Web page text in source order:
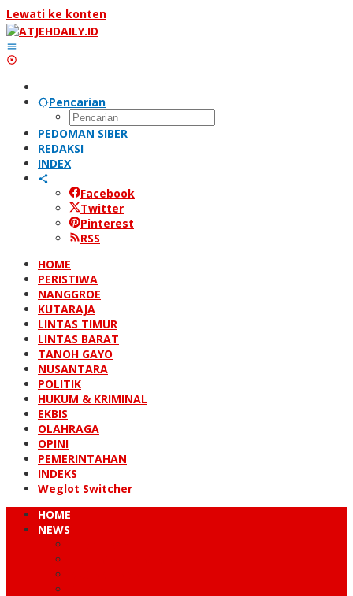
Lewati ke konten
Pencarian
PEDOMAN SIBER
REDAKSI
INDEX
Facebook
Twitter
Pinterest
RSS
HOME
PERISTIWA
NANGGROE
KUTARAJA
LINTAS TIMUR
LINTAS BARAT
TANOH GAYO
NUSANTARA
POLITIK
HUKUM & KRIMINAL
EKBIS
OLAHRAGA
OPINI
PEMERINTAHAN
INDEKS
Weglot Switcher
HOME
NEWS